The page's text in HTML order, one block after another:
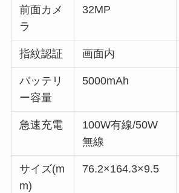
前面カメ
ラ
32MP
指紋認証 画面内
バッテリ
ー容量
5000mAh
急速充電
100W有線/50W
無線
サイズ(m
m)
76.2×164.3×9.5